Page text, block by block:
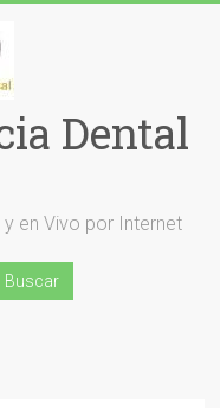
Dental
en Vivo por Internet